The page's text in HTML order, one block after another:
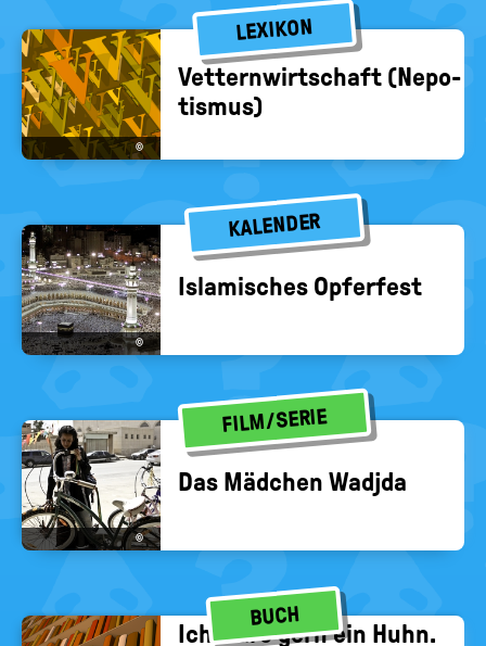
LEXIKON
©
Vet­tern­wirt­schaft (Ne­po­
tis­mus)
KALENDER
©
Is­la­mi­sches Op­fer­fest
FILM/SERIE
©
Das Mäd­chen Wadj­da
BUCH
Ich wäre gern ein Huhn.